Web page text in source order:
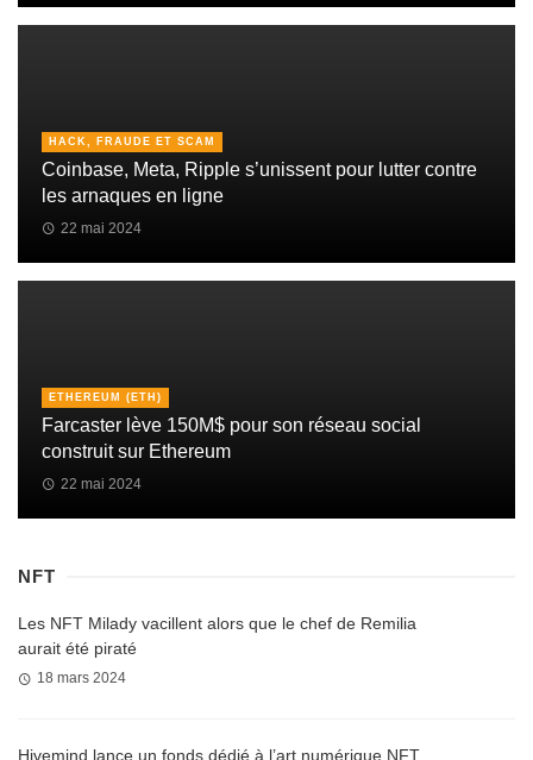
HACK, FRAUDE ET SCAM
Coinbase, Meta, Ripple s’unissent pour lutter contre
les arnaques en ligne
22 mai 2024
ETHEREUM (ETH)
Farcaster lève 150M$ pour son réseau social
construit sur Ethereum
22 mai 2024
NFT
Les NFT Milady vacillent alors que le chef de Remilia
aurait été piraté
18 mars 2024
Hivemind lance un fonds dédié à l’art numérique NFT